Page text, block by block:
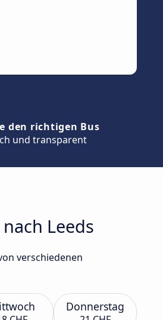
den richtigen Bus
und transparent
Leeds
verschiedenen
Donnerstag